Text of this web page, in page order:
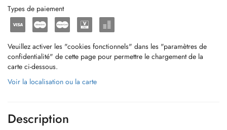
Types de paiement
Veuillez activer les "cookies fonctionnels" dans les "paramètres de
confidentialité" de cette page pour permettre le chargement de la
carte ci-dessous.
Voir la localisation ou la carte
Description